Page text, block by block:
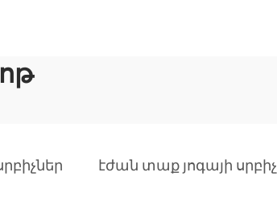
էժան տաք յոգայի սրբիչ